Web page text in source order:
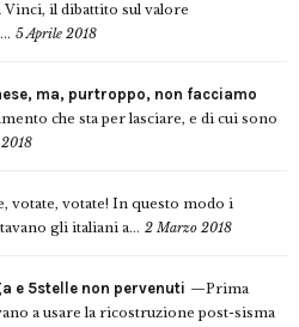
Vinci, il dibattito sul valore
5 Aprile 2018
ma, purtroppo, non facciamo
che sta per lasciare, e di cui sono
votate, votate! In questo modo i
gli italiani a... 2 Marzo 2018
e 5stelle non pervenuti
Prima
a usare la ricostruzione post-sisma